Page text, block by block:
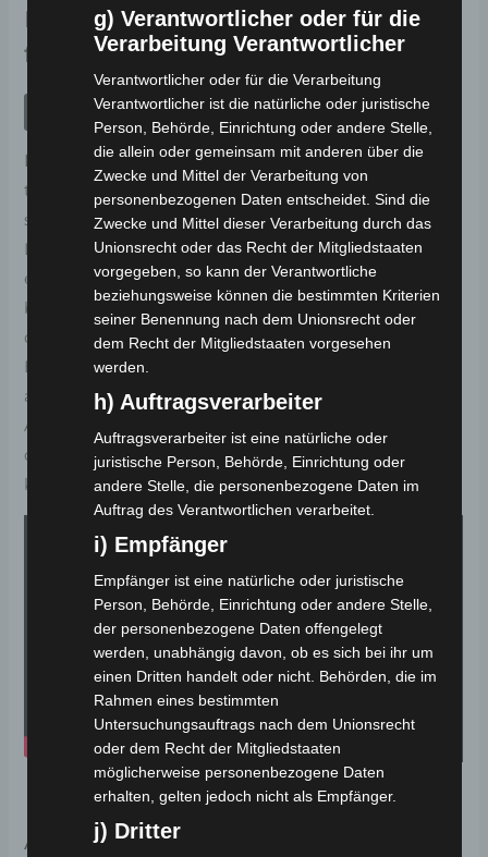
Mobilitätslösung für Ihre Bedürfnisse zu
finden.
JETZT ANFRAGEN
Hinweis:Bedingt durch den Transport erfolgt eine
teilweise Vormontage des Fahrzeugs. Dieses befindet
sich sicher in einem Metallgestell, das kartoniert ist.
Der Kunde führt die vereinfachte Endmontage
eigenständig durch. Die gewöhnliche Aufbauzeit
beträgt etwa 45 Minuten, doch Sie können sicher sein,
dass unsere Techniker bereitstehen, um Ihnen bei
Bedarf tatkräftig zur Seite zu stehen. Wir bieten Ihnen
auch die Möglichkeit, das Fahrzeug gegen einen
Aufpreis montiert und fahrfertig geliefert zu erhalten,
damit Sie direkt in den Genuss Ihrer Mobilität
kommen können.
Ähnliche Produkte
g) Verantwortlicher oder für die
Verarbeitung Verantwortlicher
Verantwortlicher oder für die Verarbeitung
Verantwortlicher ist die natürliche oder juristische
Person, Behörde, Einrichtung oder andere Stelle,
die allein oder gemeinsam mit anderen über die
Zwecke und Mittel der Verarbeitung von
personenbezogenen Daten entscheidet. Sind die
Zwecke und Mittel dieser Verarbeitung durch das
Unionsrecht oder das Recht der Mitgliedstaaten
vorgegeben, so kann der Verantwortliche
beziehungsweise können die bestimmten Kriterien
seiner Benennung nach dem Unionsrecht oder
dem Recht der Mitgliedstaaten vorgesehen
werden.
h) Auftragsverarbeiter
Auftragsverarbeiter ist eine natürliche oder
juristische Person, Behörde, Einrichtung oder
andere Stelle, die personenbezogene Daten im
Auftrag des Verantwortlichen verarbeitet.
i) Empfänger
Empfänger ist eine natürliche oder juristische
Person, Behörde, Einrichtung oder andere Stelle,
der personenbezogene Daten offengelegt
werden, unabhängig davon, ob es sich bei ihr um
einen Dritten handelt oder nicht. Behörden, die im
Rahmen eines bestimmten
Untersuchungsauftrags nach dem Unionsrecht
oder dem Recht der Mitgliedstaaten
möglicherweise personenbezogene Daten
erhalten, gelten jedoch nicht als Empfänger.
j) Dritter